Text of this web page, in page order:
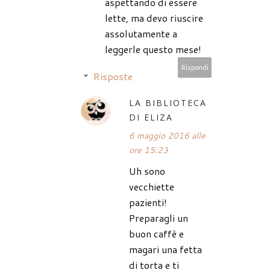
lette, ma devo riuscire
assolutamente a
leggerle questo mese!
Rispondi
Risposte
LA BIBLIOTECA
DI ELIZA
6 maggio 2016 alle
ore 15:23
Uh sono
vecchiette
pazienti!
Preparagli un
buon caffè e
magari una fetta
di torta e ti